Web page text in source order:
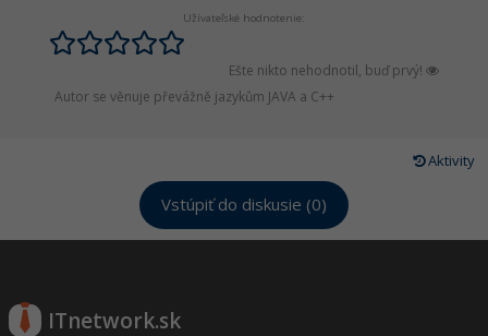
Užívateľské hodnotenie:
Ešte nikto nehodnotil, buď prvý!
Autor se věnuje převážně jazykům JAVA a C++
Aktivity
Vstúpiť do diskusie (0)
ITnetwork.sk